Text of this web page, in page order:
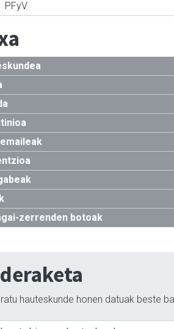
PFyV
zerrenden botoak
hauteskunde honen datuak beste